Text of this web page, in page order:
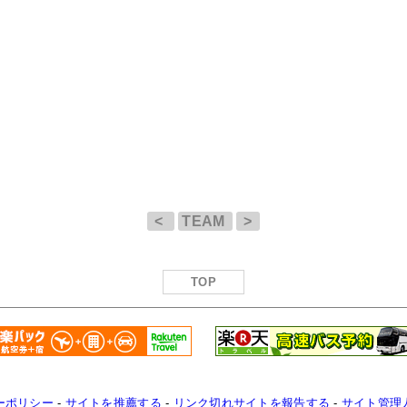
< TEAM >
TOP
ポリシー - サイトを推薦する - リンク切れサイトを報告する - サイト管理